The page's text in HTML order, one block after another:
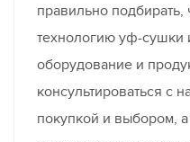
правильно
технологию уф-сушки
оборудование и
консультироваться с
покупкой и выбором,